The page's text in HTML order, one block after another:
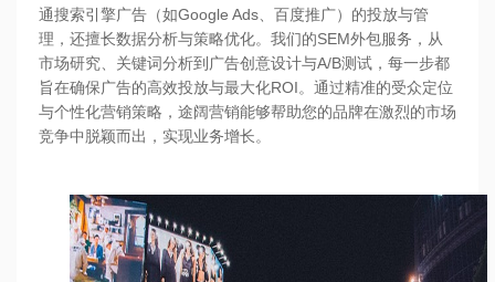
通搜索引擎广告（如Google Ads、百度推广）的投放与管
理，还擅长数据分析与策略优化。我们的SEM外包服务，从
市场研究、关键词分析到广告创意设计与A/B测试，每一步都
旨在确保广告的高效投放与最大化ROI。通过精准的受众定位
与个性化营销策略，途阔营销能够帮助您的品牌在激烈的市场
竞争中脱颖而出，实现业务增长。